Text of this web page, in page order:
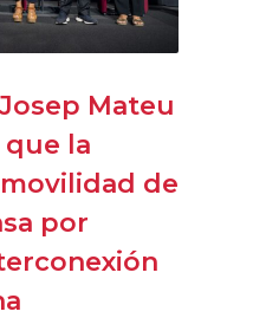
Mateu
la
de
por